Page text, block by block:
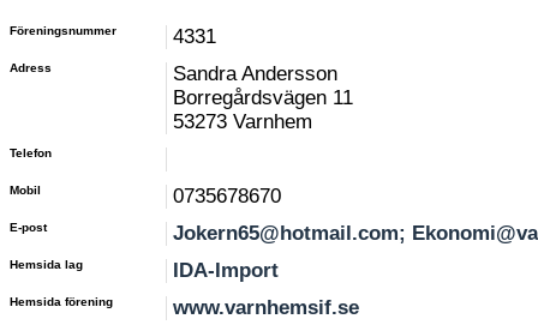
Föreningsnummer 4331
Adress
Sandra Andersson
Borregårdsvägen 11
53273 Varnhem
Telefon
Mobil 0735678670
E-post Jokern65@hotmail.com;
Hemsida lag IDA-Import
Hemsida förening www.varnhemsif.se